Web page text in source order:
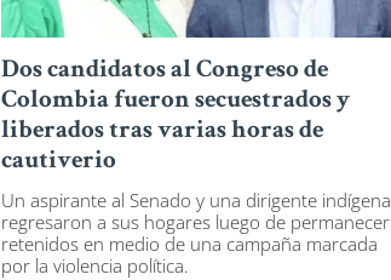
Dos candidatos al Congreso de
Colombia fueron secuestrados y
liberados tras varias horas de
cautiverio
Un aspirante al Senado y una dirigente indígena
regresaron a sus hogares luego de permanecer
retenidos en medio de una campaña marcada
por la violencia política.